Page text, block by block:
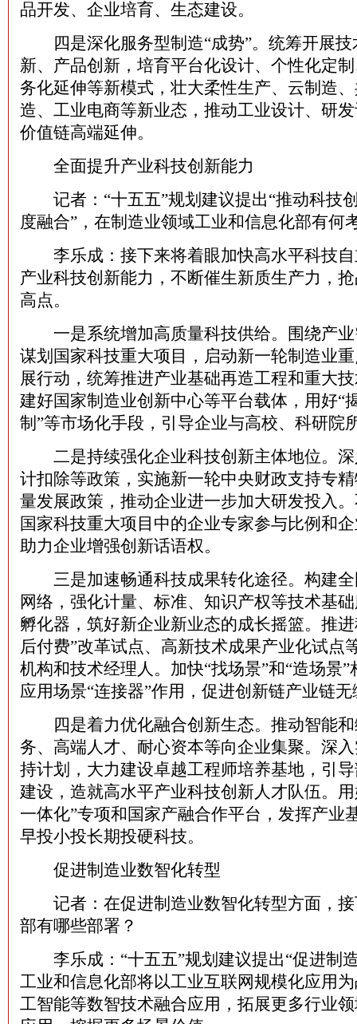
品开发、企业培育、生态建设。
四是深化服务型制造“成势”。统筹开展技
新、产品创新，培育平台化设计、个性化定
务化延伸等新模式，壮大柔性生产、云制造
造、工业电商等新业态，推动工业设计、研
价值链高端延伸。
全面提升产业科技创新能力
记者：“十五五”规划建议提出“推动科技
度融合”，在制造业领域工业和信息化部有何
李乐成：接下来将着眼加快高水平科技自
产业科技创新能力，不断催生新质生产力，
高点。
一是系统增加高质量科技供给。围绕产业
谋划国家科技重大项目，启动新一轮制造业
展行动，统筹推进产业基础再造工程和重大
建好国家制造业创新中心等平台载体，用好“
制”等市场化手段，引导企业与高校、科研院
二是持续强化企业科技创新主体地位。深
计扣除等政策，实施新一轮中央财政支持专
量发展政策，推动企业进一步加大研发投入
国家科技重大项目中的企业专家参与比例和
助力企业增强创新话语权。
三是加速畅通科技成果转化途径。构建全
网络，强化计量、标准、知识产权等技术基
孵化器，筑好新企业新业态的成长摇篮。推
后付费”改革试点、高新技术成果产业化试点
机构和技术经理人。加快“找场景”和“造场景
应用场景“连接器”作用，促进创新链产业链
四是着力优化融合创新生态。推动智能和
务、高端人才、耐心资本等向企业集聚。深
持计划，大力建设卓越工程师培养基地，引
建设，造就高水平产业科技创新人才队伍。
一体化”专项和国家产融合作平台，发挥产业
早投小投长期投硬科技。
促进制造业数智化转型
记者：在促进制造业数智化转型方面，接
部有哪些部署？
李乐成：“十五五”规划建议提出“促进制
工业和信息化部将以工业互联网规模化应用
工智能等数智技术融合应用，拓展更多行业